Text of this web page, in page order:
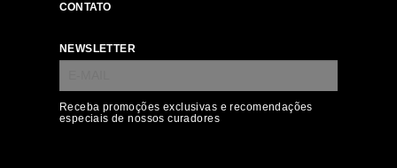
CONTATO
NEWSLETTER
Receba promoções exclusivas e recomendações
especiais de nossos curadores